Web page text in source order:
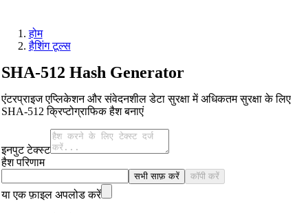
होम
हैशिंग टूल्स
SHA-512 Hash Generator
एंटरप्राइज एप्लिकेशन और संवेदनशील डेटा सुरक्षा में अधिकतम सुरक्षा के लिए
SHA-512 क्रिप्टोग्राफिक हैश बनाएं
इनपुट टेक्स्ट
हैश परिणाम
सभी साफ़ करें कॉपी करें
या एक फ़ाइल अपलोड करें